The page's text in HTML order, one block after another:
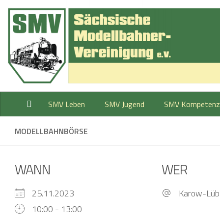
Zum Inhalt springen
SMV Leben SMV Jugend SMV Kompetenz
MODELLBAHNBÖRSE
WANN
25.11.2023
10:00 - 13:00
WER
Karow-